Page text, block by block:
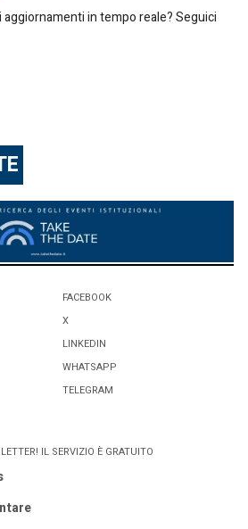
in tempo reale? Seguici
FACEBOOK
X
LINKEDIN
WHATSAPP
TELEGRAM
IL SERVIZIO È GRATUITO